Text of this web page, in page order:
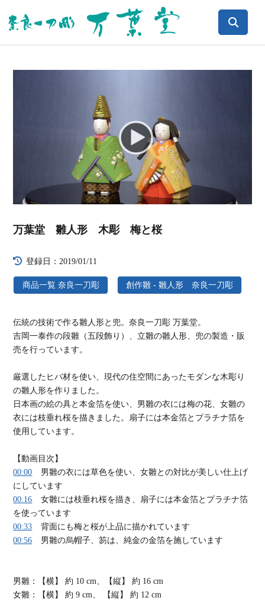
Player
万葉堂 雛人形 木彫 梅と桜
登録日：2019/01/11
商品一覧 奈良一刀彫 創作雛 - 雛人形 奈良一刀彫
伝統の技術で作る雛人形と兜。奈良一刀彫 万葉堂。
吉岡一泰作の段雛（五段飾り）、立雛の雛人形、兜の製造・販
売を行っています。
厳選したヒバ材を使い、現代の住空間にあったモダンな木彫り
の雛人形を作りました。
日本画の絵の具と本金箔を使い、男雛の衣には梅の花、女雛の
衣には枝垂れ桜を描きました。扇子には本金箔とプラチナ箔を
使用しています。
【動画目次】
00:00
男雛の衣には草色を使い、女雛との対比が美しい仕上げ
にしています
00:16
女雛には枝垂れ桜を描き、扇子には本金箔とプラチナ箔
を使っています
00:33
背面にも梅と桜が上品に描かれています
00:56
男雛の烏帽子、笏は、純金の金箔を施しています
男雛：【横】 約 10 cm、【縦】 約 16 cm
女雛：【横】 約 9 cm、 【縦】 約 12 cm